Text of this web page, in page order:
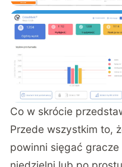
Co w skrócie
Przede wszystkim to,
powinni sięgać